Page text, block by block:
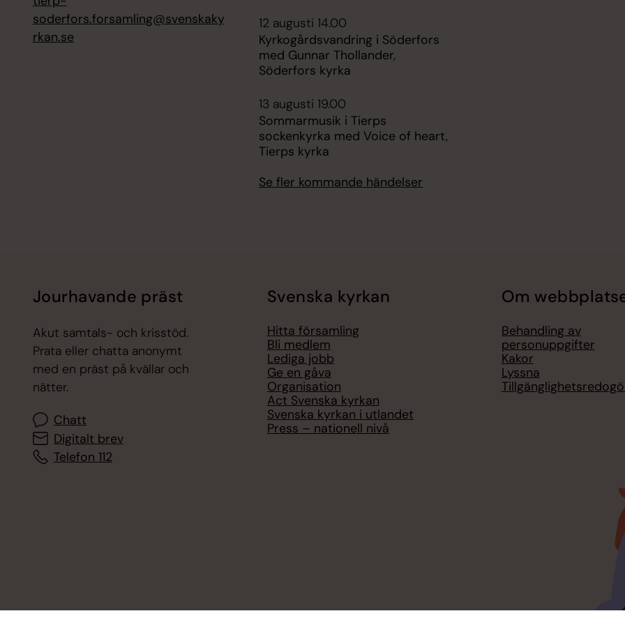
soderfors.forsamling@svenskaky
rkan.se
12 augusti 14.00
Kyrkogårdsvandring i Söderfors
med Gunnar Thollander,
Söderfors kyrka
13 augusti 19.00
Sommarmusik i Tierps
sockenkyrka med Voice of heart,
Tierps kyrka
Se fler kommande händelser
Jourhavande präst
Akut samtals- och krisstöd.
Prata eller chatta anonymt
med en präst på kvällar och
nätter.
Chatt
Digitalt brev
Telefon 112
Svenska kyrkan
Hitta församling
Bli medlem
Lediga jobb
Ge en gåva
Organisation
Act Svenska kyrkan
Svenska kyrkan i utlandet
Press – nationell nivå
Om
Behandling av
personuppgifter
Kakor
Lyssna